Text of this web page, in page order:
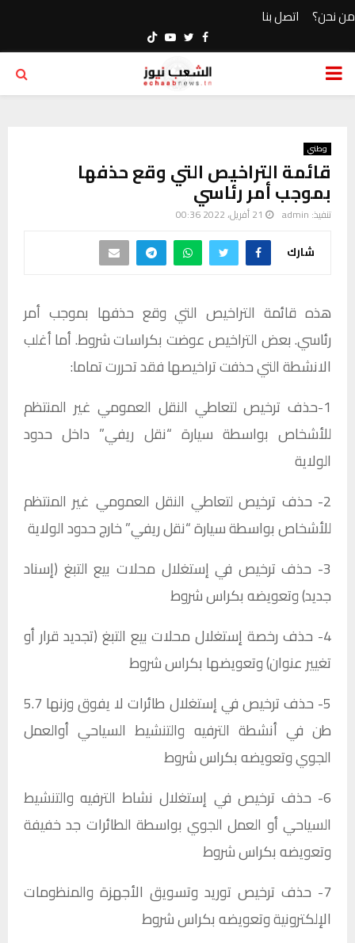
من نحن؟ اتصل بنا
Facebook
Twitter
Youtube
PRIMARY
وطني
قائمة التراخيص التي وقع حذفها
بموجب أمر رئاسي
تنفيذ: admin 21 أفريل، 2022 00:36
شارك
هذه قائمة التراخيص التي وقع حذفها بموجب أمر
رئاسي. بعض التراخيص عوضت بكراسات شروط. أما أغلب
الانشطة التي حذفت تراخيصها فقد تحررت تماما:
1-حذف ترخيص لتعاطي النقل العمومي غير المنتظم
للأشخاص بواسطة سيارة “نقل ريفي” داخل حدود
الولاية​
2- حذف ترخيص لتعاطي النقل العمومي غير المنتظم
للأشخاص بواسطة سيارة “نقل ريفي” خارج حدود الولاية​
3- حذف ترخيص في إستغلال محلات بيع التبغ (إسناد
جديد) وتعويضه بكراس شروط​
4- حذف رخصة إستغلال محلات بيع التبغ (تجديد قرار أو
تغيير عنوان) وتعويضها بكراس شروط​
5- حذف ترخيص في إستغلال طائرات لا يفوق وزنها 5.7
طن في أنشطة الترفيه والتنشيط السياحي أوالعمل
الجوي وتعويضه بكراس شروط​
6- حذف ترخيص في إستغلال نشاط الترفيه والتنشيط
السياحي أو العمل الجوي بواسطة الطائرات جد خفيفة
وتعويضه بكراس شروط​
7- حذف ترخيص توريد وتسويق الأجهزة والمنظومات
الإلكترونية وتعويضه بكراس شروط​